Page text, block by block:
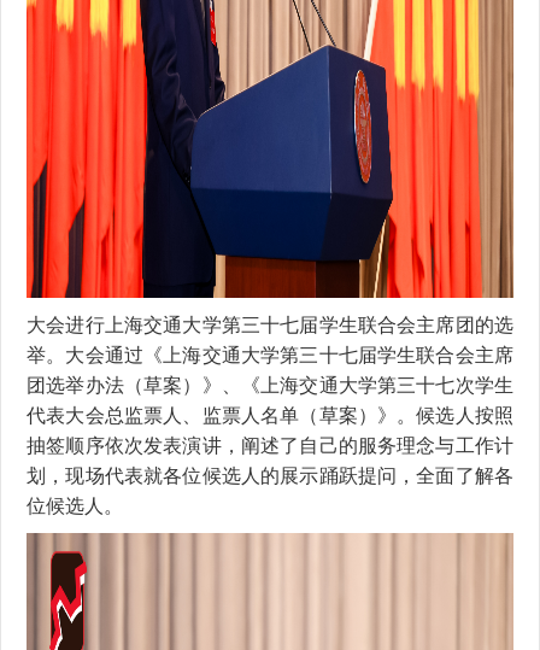
大会进行上海交通大学第三十七届学生联合会主席团的选
举。大会通过《上海交通大学第三十七届学生联合会主席
团选举办法（草案）》、《上海交通大学第三十七次学生
代表大会总监票人、监票人名单（草案）》。候选人按照
抽签顺序依次发表演讲，阐述了自己的服务理念与工作计
划，现场代表就各位候选人的展示踊跃提问，全面了解各
位候选人。